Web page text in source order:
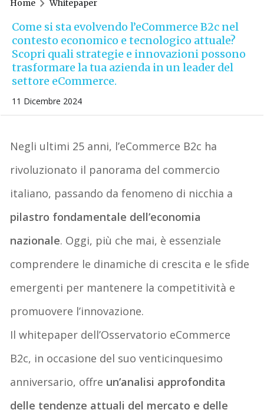
Home Whitepaper
Come si sta evolvendo l’eCommerce B2c nel
contesto economico e tecnologico attuale?
Scopri quali strategie e innovazioni possono
trasformare la tua azienda in un leader del
settore eCommerce.
11 Dicembre 2024
Negli ultimi 25 anni, l’eCommerce B2c ha
rivoluzionato il panorama del commercio
italiano, passando da fenomeno di nicchia a
pilastro fondamentale dell’economia
nazionale. Oggi, più che mai, è essenziale
comprendere le dinamiche di crescita e le sfide
emergenti per mantenere la competitività e
promuovere l’innovazione.
Ilwhitepaper dell’Osservatorio eCommerce
B2c, in occasione del suo venticinquesimo
anniversario, offre un’analisi approfondita
delle tendenze attuali del mercato e delle